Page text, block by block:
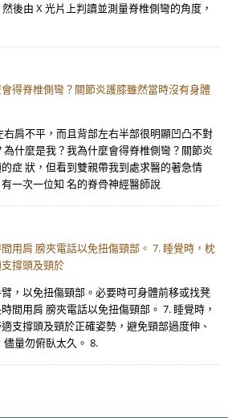
後由 X 光片上判讀並測量脊椎側彎的角度，
得脊椎側彎？關節炎護膝雖然當時沒有身體
肩不平，而且背部左右半部很明顯凹凸不對
什麼是我？我為什麼會得脊椎側彎？關節炎
症 狀，但看到雙親帶我到處求醫的著急情
一次一位知 名的脊骨神經醫師說
用肩 膀夾電話以免扭傷頸部。 7. 睡覺時，枕
撐頭及頸於
，以免扭傷頸部。必要時可身體前移或找凳
間用肩 膀夾電話以免扭傷頸部。 7. 睡覺時，
支撐頭及頸於正確姿勢，避免頸部過度伸、
量勿俯臥太久。 8.